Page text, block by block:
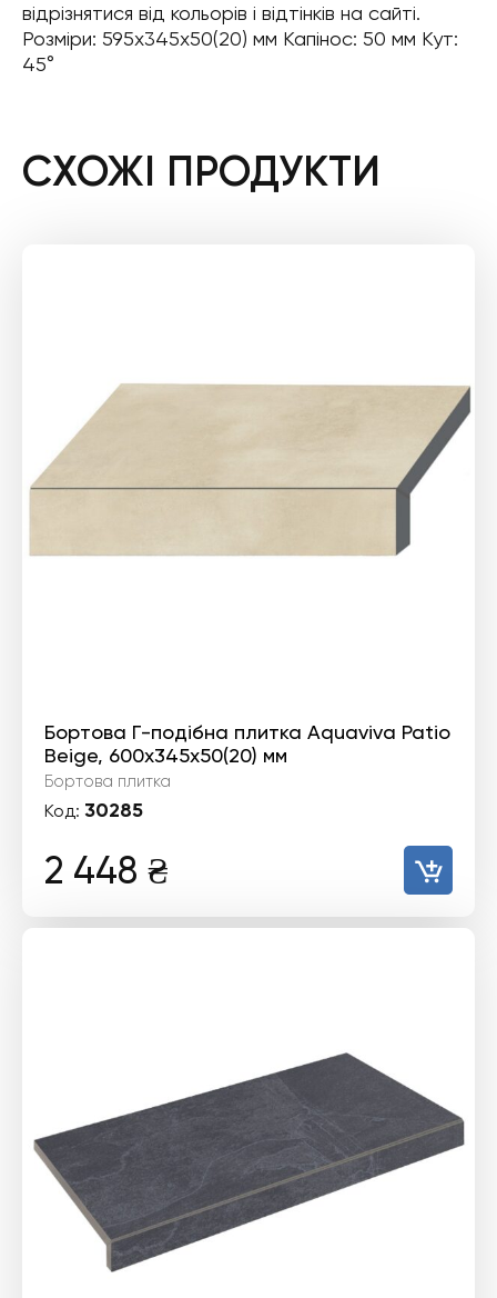
відрізнятися від кольорів і відтінків на сайті.
Розміри: 595x345x50(20) мм Капінос: 50 мм Кут:
45°
СХОЖІ ПРОДУКТИ
Бортова Г-подібна плитка Aquaviva Patio
Beige, 600x345x50(20) мм
Бортова плитка
Код: 30285
2 448 ₴